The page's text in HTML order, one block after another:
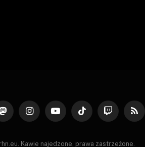
MastodonInstagramYouTubeTikTok Twitch RSS
Kawie najedzone, prawa zastrzeżone.